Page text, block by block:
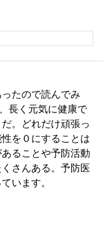
たので読んでみ
長く元気に健康で
。どれだけ頑張っ
を０にすることは
ることや予防活動
さんある。予防医
います。